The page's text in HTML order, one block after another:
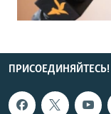
ПРИСОЕДИНЯЙТЕСЬ!